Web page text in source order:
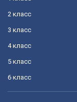
2 класс
3 класс
4 класс
5 класс
6 класс